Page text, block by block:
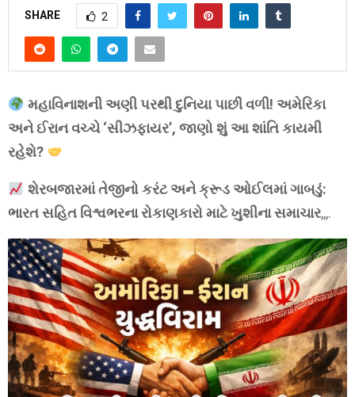
SHARE 2
મહાવિનાશની અણી પરથી દુનિયા પાછી વળી! અમેરિકા
અને ઈરાન વચ્ચે ‘સીઝફાયર’, જાણો શું આ શાંતિ કાયમી
રહેશે?
શેરબજારમાં તેજીનો કરંટ અને ક્રૂડ ઓઈલમાં ગાબડું:
ભારત સહિત વિશ્વભરના રોકાણકારો માટે ખુશીના સમાચાર,,,.